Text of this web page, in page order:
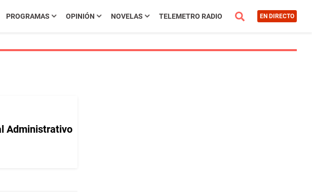
PROGRAMAS OPINIÓN NOVELAS TELEMETRO RADIO EN DIRECTO
Administrativo